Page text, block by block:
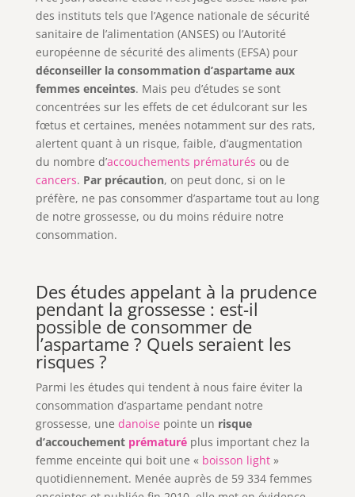
des instituts tels que l’Agence nationale de sécurité
sanitaire de l’alimentation (ANSES) ou l’Autorité
européenne de sécurité des aliments (EFSA) pour
déconseiller la consommation d’aspartame aux
femmes enceintes. Mais peu d’études se sont
concentrées sur les effets de cet édulcorant sur les
fœtus et certaines, menées notamment sur des rats,
alertent quant à un risque, faible, d’augmentation
du nombre d’accouchements prématurés ou de
cancers. Par précaution, on peut donc, si on le
préfère, ne pas consommer d’aspartame tout au long
de notre grossesse, ou du moins réduire notre
consommation.
Des études appelant à la prudence
pendant la grossesse : est-il
possible de consommer de
l’aspartame ? Quels seraient les
risques ?
Parmi les études qui tendent à nous faire éviter la
consommation d’aspartame pendant notre
grossesse, une danoise pointe un risque
d’accouchement prématuréplus important chez la
femme enceinte qui boit une «boisson light»
quotidiennement. Menée auprès de 59 334 femmes